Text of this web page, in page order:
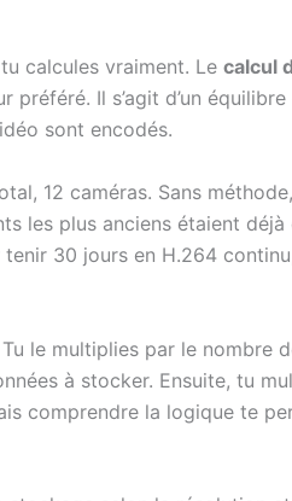
calcules vraiment. Le calcul
Il s’agit d’un
sont encodés.
12 caméras. Sans
les plus anciens étaient déjà
30 jours en H.264
le multiplies par le nombre
à stocker. Ensuite, tu
comprendre la logique te